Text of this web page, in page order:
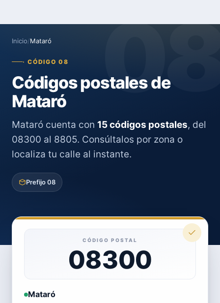
Inicio/Mataró
· CÓDIGO 08
Códigos postales de
Mataró
Mataró cuenta con 15 códigos postales, del
08300 al 8805. Consúltalos por zona o
localiza tu calle al instante.
Prefijo 08
CÓDIGO POSTAL
08300
Mataró